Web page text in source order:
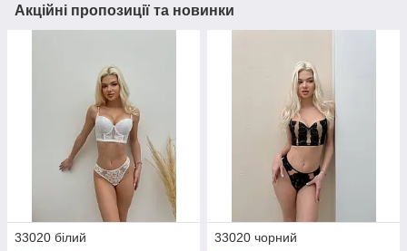
Акційні пропозиції та новинки
33020 білий
33020 чорний